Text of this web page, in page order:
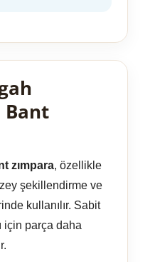
Bant
zımpara, özellikle
şekillendirme ve
kullanılır. Sabit
için parça daha